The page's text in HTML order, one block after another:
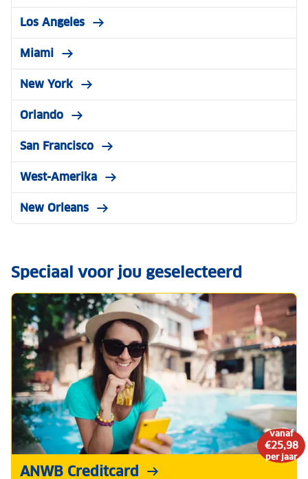
Los Angeles
Miami
New York
Orlando
San Francisco
West-Amerika
New Orleans
Speciaal voor jou geselecteerd
vanaf
€25,98
per jaar
ANWB Creditcard